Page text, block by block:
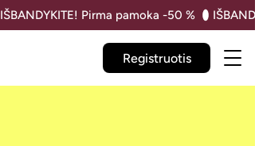
Registruotis
IŠBANDYKITE! Pirma pamoka -50 %